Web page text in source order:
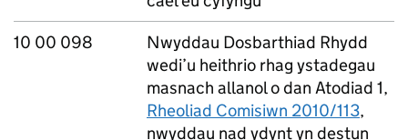
10 00 098
Nwyddau Dosbarthiad Rhydd
wedi’u heithrio rhag ystadegau
masnach allanol o dan Atodiad 1,
Rheoliad Comisiwn 2010/113,
nwyddau nad ydynt yn destun